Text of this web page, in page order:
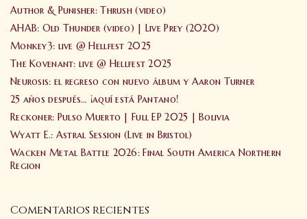
Author & Punisher: Thrush (video)
AHAB: Old Thunder (video) | Live Prey (2020)
Monkey3: live @ Hellfest 2025
The Kovenant: live @ Hellfest 2025
Neurosis: el regreso con nuevo álbum y Aaron Turner
25 años después… ¡aquí está Pantano!
Reckoner: Pulso Muerto | Full EP 2025 | Bolivia
Wyatt E.: Astral Session (Live in Bristol)
Wacken Metal Battle 2026: Final South America Northern
Region
Comentarios recientes